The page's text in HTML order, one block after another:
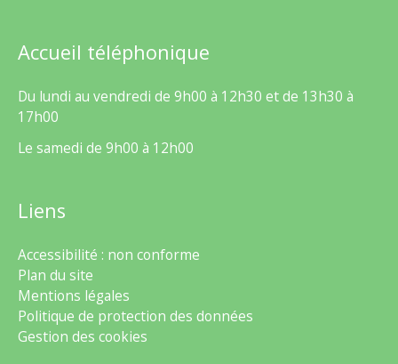
Accueil téléphonique
Du lundi au vendredi de 9h00 à 12h30 et de 13h30 à
17h00
Le samedi de 9h00 à 12h00
Liens
Accessibilité : non conforme
Plan du site
Mentions légales
Politique de protection des données
Gestion des cookies